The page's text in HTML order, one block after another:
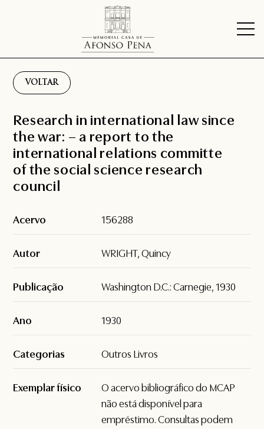
VOLTAR
Research in international law since
the war: – a report to the
international relations committe
of the social science research
council
Acervo 156288
Autor WRIGHT, Quincy
Publicação Washington D.C.: Carnegie, 1930
Ano 1930
Categorias Outros Livros
Exemplar físico
O acervo bibliográfico do MCAP
não está disponível para
empréstimo. Consultas podem